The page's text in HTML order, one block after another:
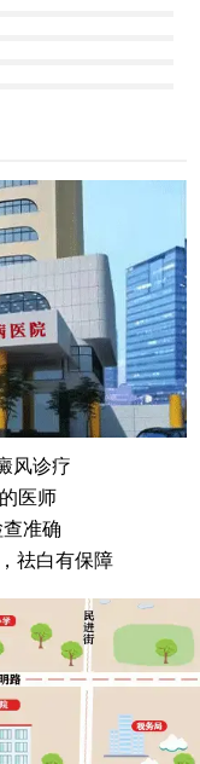
风诊疗
医师
准确
祛白有保障